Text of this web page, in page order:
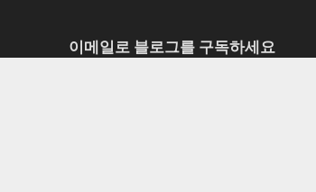
이메일로 블로그를 구독하세요